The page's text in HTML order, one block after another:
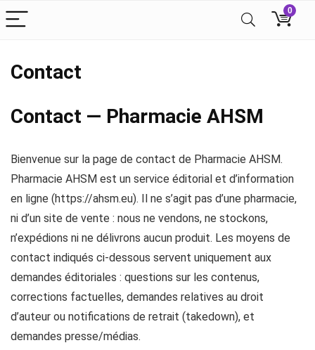
0
Contact
Contact — Pharmacie AHSM
Bienvenue sur la page de contact de Pharmacie AHSM.
Pharmacie AHSM est un service éditorial et d’information
en ligne (https://ahsm.eu). Il ne s’agit pas d’une pharmacie,
ni d’un site de vente : nous ne vendons, ne stockons,
n’expédions ni ne délivrons aucun produit. Les moyens de
contact indiqués ci‑dessous servent uniquement aux
demandes éditoriales : questions sur les contenus,
corrections factuelles, demandes relatives au droit
d’auteur ou notifications de retrait (takedown), et
demandes presse/médias.